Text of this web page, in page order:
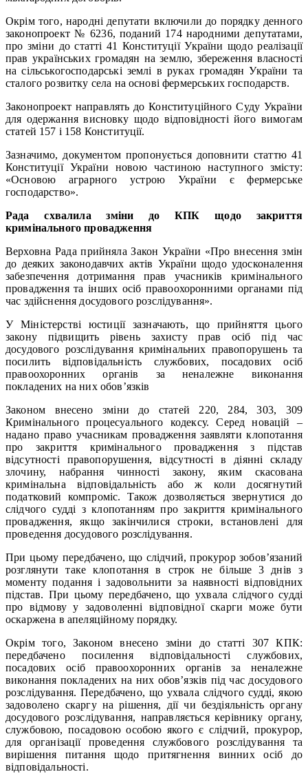
Окрім того, народні депутати включили до порядку денного
законопроект № 6236, поданий 174 народними депутатами,
про зміни до статті 41 Конституції України щодо реалізації
прав українських громадян на землю, збереження власності
на сільськогосподарські землі в руках громадян України та
сталого розвитку села на основі фермерських господарств.
Законопроект направлять до Конституційного Суду України
для одержання висновку щодо відповідності його вимогам
статей 157 і 158 Конституції.
Зазначимо, документом пропонується доповнити статтю 41
Конституції України новою частиною наступного змісту:
«Основою аграрного устрою України є фермерське
господарство».
Рада схвалила зміни до КПК щодо закриття
кримінального провадження
Верховна Рада прийняла Закон України «Про внесення змін
до деяких законодавчих актів України щодо удосконалення
забезпечення дотримання прав учасників кримінального
провадження та інших осіб правоохоронними органами під
час здійснення досудового розслідування».
У Міністерстві юстиції зазначають, що прийняття цього
закону підвищить рівень захисту прав осіб під час
досудового розслідування кримінальних правопорушень та
посилить відповідальність службових, посадових осіб
правоохоронних органів за неналежне виконання
покладених на них обов’язків
Законом внесено зміни до статей 220, 284, 303, 309
Кримінального процесуального кодексу. Серед новацій –
надано право учасникам провадження заявляти клопотання
про закриття кримінального провадження з підстав
відсутності правопорушення, відсутності в діянні складу
злочину, набрання чинності закону, яким скасована
кримінальна відповідальність або ж коли досягнутий
податковий компроміс. Також дозволяється звернутися до
слідчого судді з клопотанням про закриття кримінального
провадження, якщо закінчилися строки, встановлені для
проведення досудового розслідування.
При цьому передбачено, що слідчий, прокурор зобов’язаний
розглянути таке клопотання в строк не більше 3 днів з
моменту подання і задовольнити за наявності відповідних
підстав. При цьому передбачено, що ухвала слідчого судді
про відмову у задоволенні відповідної скарги може бути
оскаржена в апеляційному порядку.
Окрім того, Законом внесено зміни до статті 307 КПК:
передбачено посилення відповідальності службових,
посадових осіб правоохоронних органів за неналежне
виконання покладених на них обов’язків під час досудового
розслідування. Передбачено, що ухвала слідчого судді, якою
задоволено скаргу на рішення, дії чи бездіяльність органу
досудового розслідування, направляється керівнику органу,
службовою, посадовою особою якого є слідчий, прокурор,
для організації проведення службового розслідування та
вирішення питання щодо притягнення винних осіб до
відповідальності.